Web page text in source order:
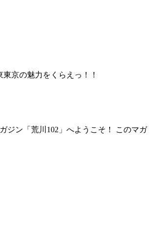
京の魅力をくらえっ！！
ジン「荒川102」へようこそ！ このマガ